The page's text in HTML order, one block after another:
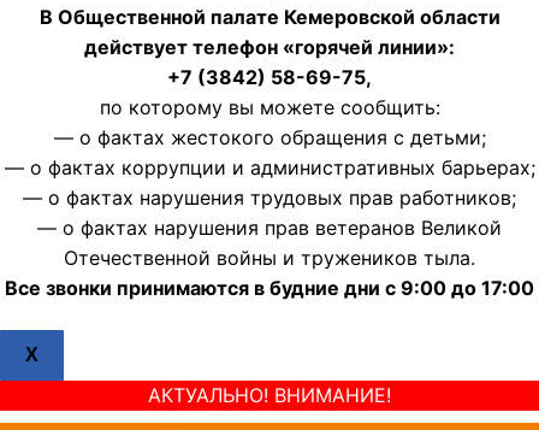
В Общественной палате Кемеровской области
действует телефон «горячей линии»:
+7 (3842) 58-69-75,
по которому вы можете сообщить:
— о фактах жестокого обращения с детьми;
— о фактах коррупции и административных барьерах;
— о фактах нарушения трудовых прав работников;
— о фактах нарушения прав ветеранов Великой
Отечественной войны и тружеников тыла.
Все звонки принимаются в будние дни с 9:00 до 17:00
X
АКТУАЛЬНО! ВНИМАНИЕ!